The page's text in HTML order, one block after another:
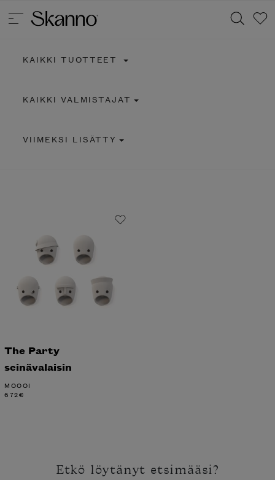
KAIKKI TUOTTEET
KAIKKI VALMISTAJAT
VIIMEKSI LISÄTTY
The Party
seinävalaisin
MOOOI
672€
Etkö löytänyt etsimääsi?